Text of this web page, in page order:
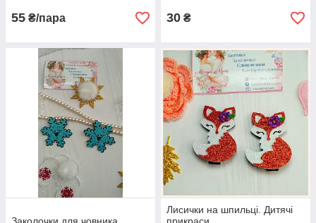
55 ₴/пара 30 ₴
Лисички на шпильці. Дитячі